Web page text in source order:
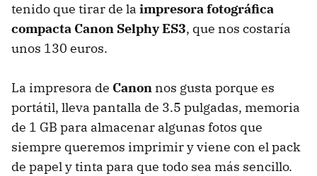
tenido que tirar de la impresora fotográfica
compacta Canon Selphy ES3, que nos costaría
unos 130 euros.
La impresora de Canon nos gusta porque es
portátil, lleva pantalla de 3.5 pulgadas, memoria
de 1 GB para almacenar algunas fotos que
siempre queremos imprimir y viene con el pack
de papel y tinta para que todo sea más sencillo.